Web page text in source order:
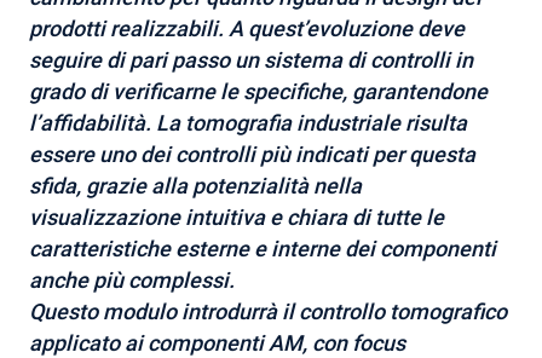
prodotti realizzabili. A quest’evoluzione deve
seguire di pari passo un sistema di controlli in
grado di verificarne le specifiche, garantendone
l’affidabilità. La tomografia industriale risulta
essere uno dei controlli più indicati per questa
sfida, grazie alla potenzialità nella
visualizzazione intuitiva e chiara di tutte le
caratteristiche esterne e interne dei componenti
anche più complessi.
Questo modulo introdurrà il controllo tomografico
applicato ai componenti AM, con focus